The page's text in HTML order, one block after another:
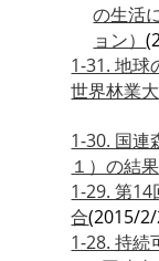
の生活
ョン）
1-31. 地球
世界林業
1-30. 国連
１）の結
1-29. 第
合(2015/
1-28. 持続